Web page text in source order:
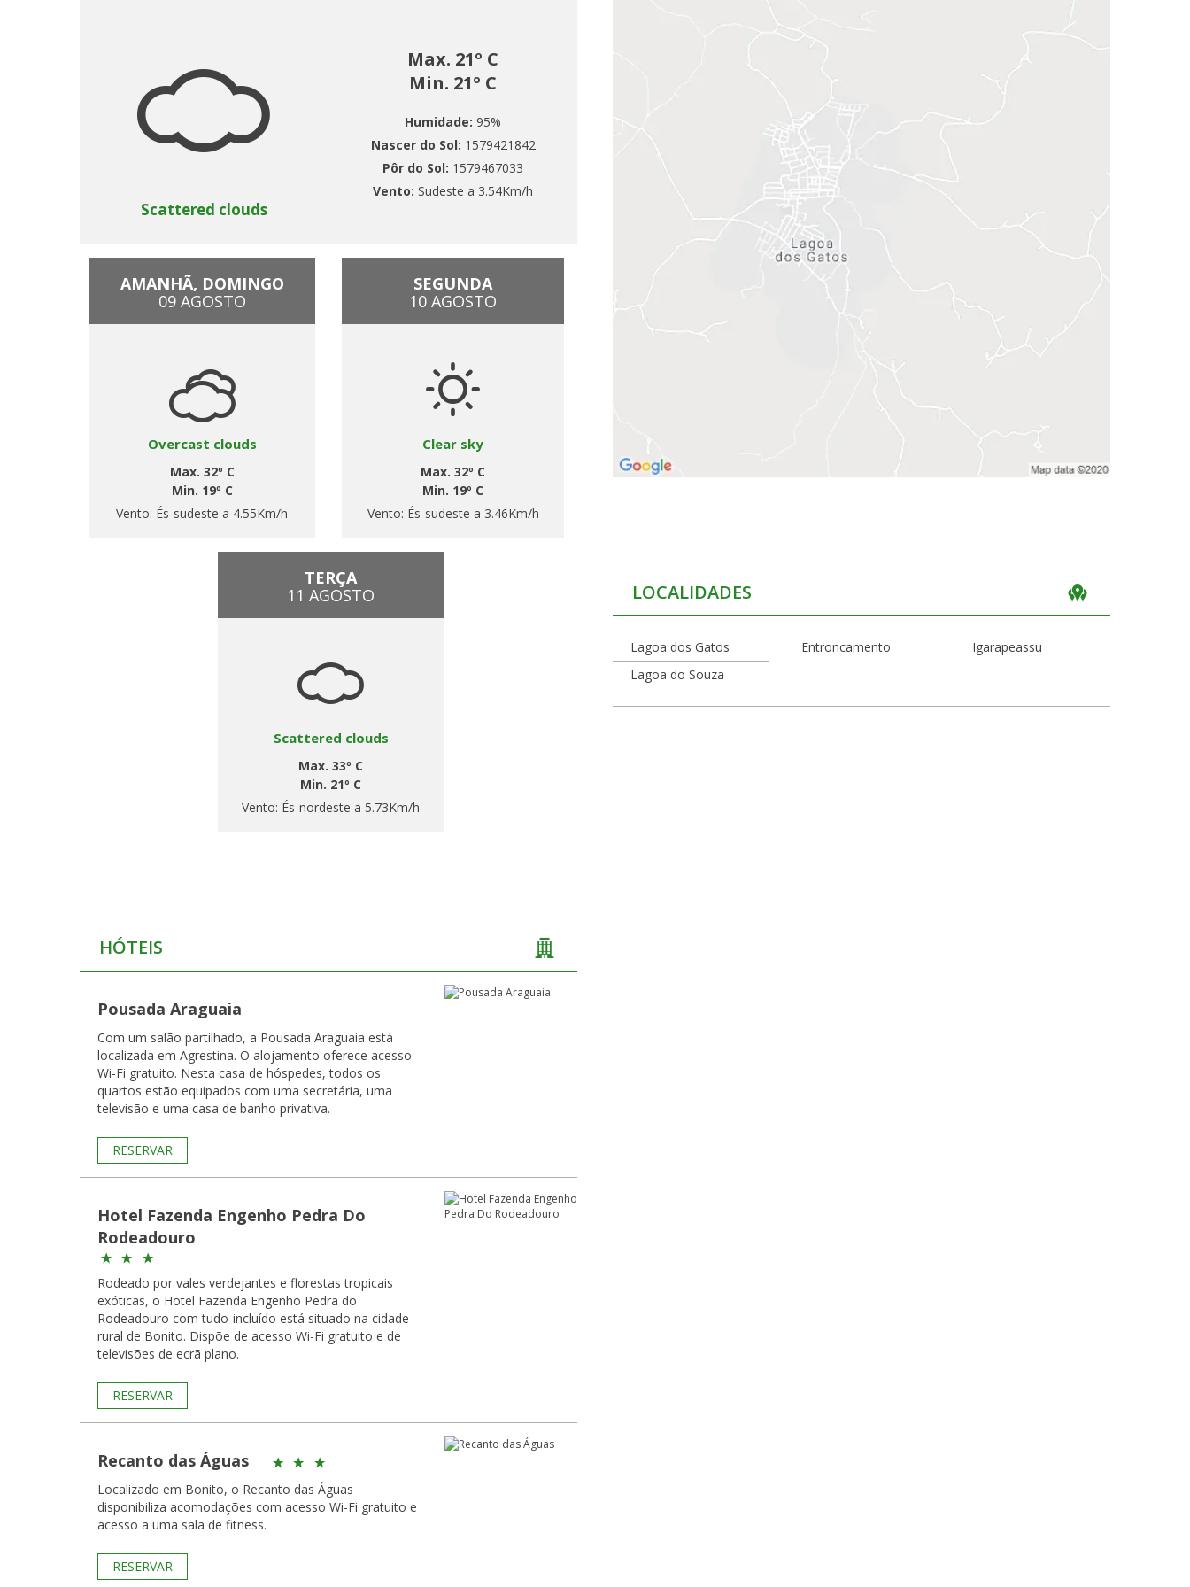
Scattered clouds
Max. 21º C
Min. 21º C
Humidade: 95%
Nascer do Sol: 1579421842
Pôr do Sol: 1579467033
Vento: Sudeste a 3.54Km/h
AMANHÃ, DOMINGO
09 AGOSTO
Overcast clouds
Max. 32º C
Min. 19º C
Vento: És-sudeste a 4.55Km/h
SEGUNDA
10 AGOSTO
Clear sky
Max. 32º C
Min. 19º C
Vento: És-sudeste a 3.46Km/h
TERÇA
11 AGOSTO
Scattered clouds
Max. 33º C
Min. 21º C
Vento: És-nordeste a 5.73Km/h
HÓTEIS
Pousada Araguaia
Com um salão partilhado, a Pousada Araguaia está
localizada em Agrestina. O alojamento oferece acesso
Wi-Fi gratuito. Nesta casa de hóspedes, todos os
quartos estão equipados com uma secretária, uma
televisão e uma casa de banho privativa.
RESERVAR
Hotel Fazenda Engenho Pedra Do
Rodeadouro
Rodeado por vales verdejantes e florestas tropicais
exóticas, o Hotel Fazenda Engenho Pedra do
Rodeadouro com tudo-incluído está situado na cidade
rural de Bonito. Dispõe de acesso Wi-Fi gratuito e de
televisões de ecrã plano.
RESERVAR
Recanto das Águas
Localizado em Bonito, o Recanto das Águas
disponibiliza acomodações com acesso Wi-Fi gratuito e
acesso a uma sala de fitness.
RESERVAR
LOCALIDADES
Lagoa dos Gatos Entroncamento
Igarapeassu
Lagoa do Souza